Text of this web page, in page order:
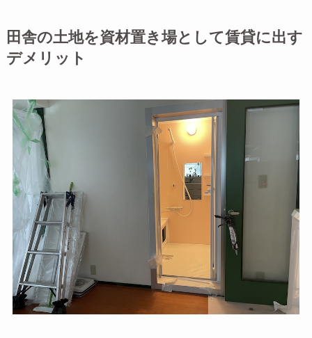
田舎の土地を資材置き場として賃貸に出す
デメリット